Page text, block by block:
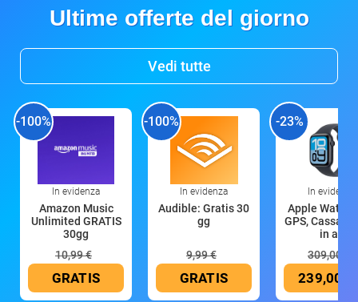
Ultime offerte del giorno
Vedi tutte
-100%
In evidenza
Amazon Music
Unlimited GRATIS
30gg
10,99 €
GRATIS
-100%
In evidenza
Audible: Gratis 30
gg
9,99 €
GRATIS
-23%
In evidenza
Apple Watch
GPS, Cassa
in all
309,00 €
239,00 €